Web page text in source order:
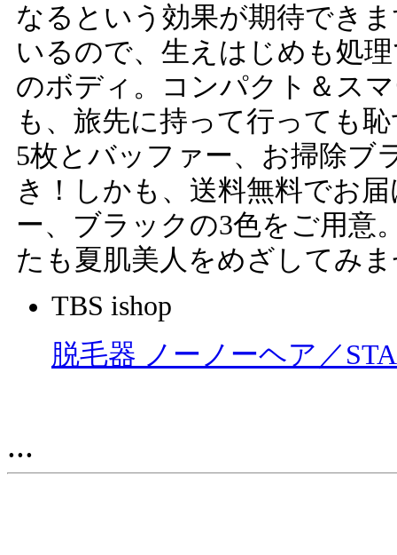
なるという効果が期待でき
いるので、生えはじめも処
のボディ。コンパクト＆ス
も、旅先に持って行っても
5枚とバッファー、お掃除ブ
き！しかも、送料無料でお
ー、ブラックの3色をご用意
たも夏肌美人をめざしてみ
TBS ishop
脱毛器 ノーノーヘア／
...